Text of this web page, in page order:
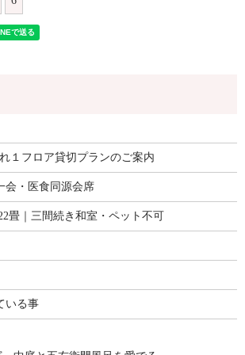
１フロア貸切プランのご案内
会・医食同源会席
畳｜三間続き和室・ペット不可
いる事